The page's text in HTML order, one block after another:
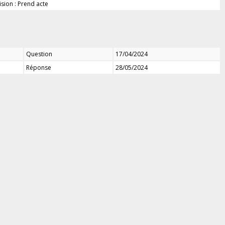
: Prend acte
Question
17/04/2024
Réponse
28/05/2024